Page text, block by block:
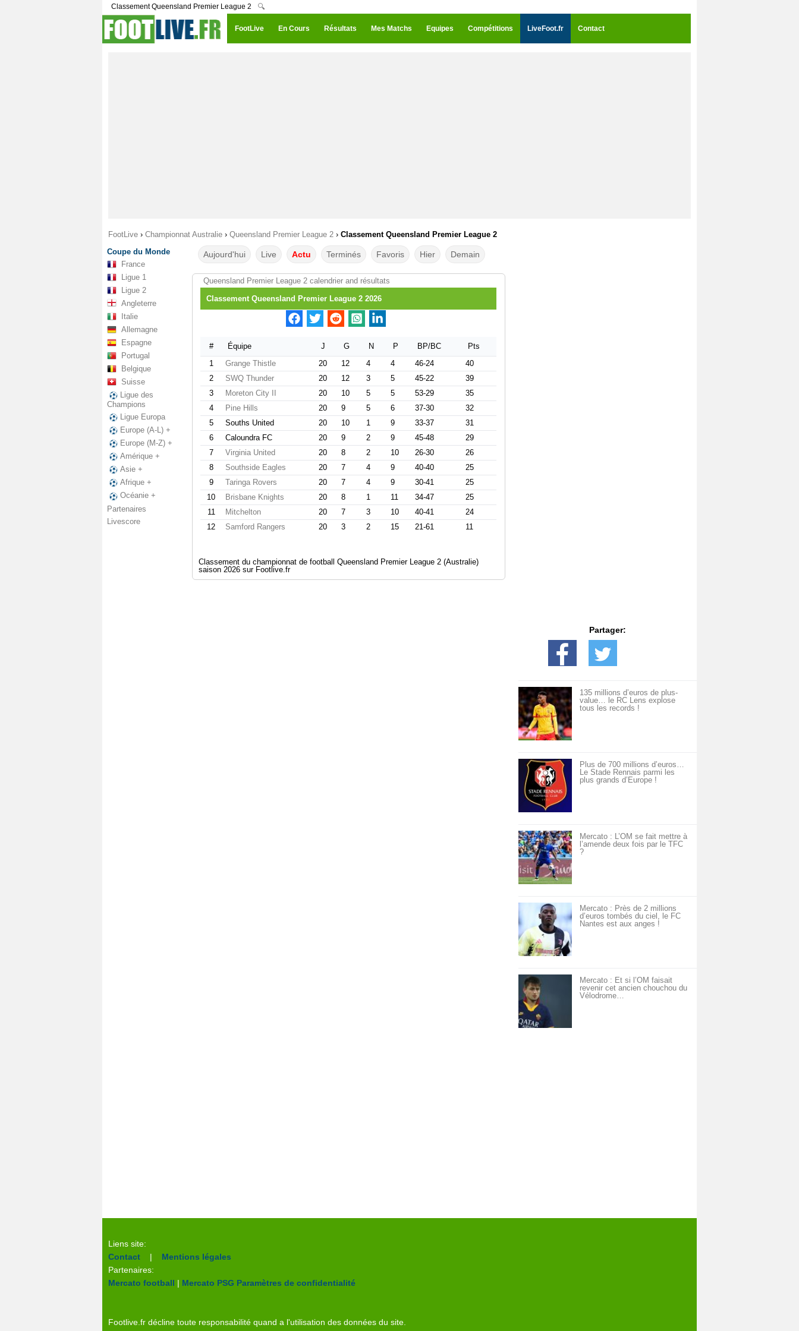
Classement Queensland Premier League 2 🔍
FootLive En Cours Résultats Mes Matchs Equipes Compétitions LiveFoot.fr Contact
FootLive › Championnat Australie › Queensland Premier League 2 › Classement Queensland Premier League 2
Coupe du Monde
France
Ligue 1
Ligue 2
Angleterre
Italie
Allemagne
Espagne
Portugal
Belgique
Suisse
Ligue des
Champions
Ligue Europa
Europe (A-L) +
Europe (M-Z) +
Amérique +
Asie +
Afrique +
Océanie +
Partenaires
Livescore
Aujourd'hui Live Actu Terminés Favoris Hier Demain
Queensland Premier League 2 calendrier and résultats
Classement Queensland Premier League 2 2026
# Équipe J G N P BP/BC
Pts
1
Grange Thistle 20 12 4 4 46-24
40
2
SWQ Thunder 20 12 3 5 45-22
39
3
Moreton City II 20 10 5 5 53-29
35
4
Pine Hills 20 9 5 6 37-30
32
5
Souths United 20 10 1 9 33-37
31
6
Caloundra FC 20 9 2 9 45-48
29
7
Virginia United 20 8 2 10 26-30
26
8
Southside Eagles 20 7 4 9 40-40
25
9
Taringa Rovers 20 7 4 9 30-41
25
10
Brisbane Knights 20 8 1 11 34-47
25
11
Mitchelton 20 7 3 10 40-41
24
12
Samford Rangers 20 3 2 15 21-61 11
Classement du championnat de football Queensland Premier League 2 (Australie)
saison 2026 sur Footlive.fr
Partager:
135 millions d’euros de plus-
value… le RC Lens explose
tous les records !
Plus de 700 millions d’euros…
Le Stade Rennais parmi les
plus grands d’Europe !
Mercato : L’OM se fait mettre à
l’amende deux fois par le TFC
?
Mercato : Près de 2 millions
d’euros tombés du ciel, le FC
Nantes est aux anges !
Mercato : Et si l’OM faisait
revenir cet ancien chouchou du
Vélodrome…
Liens site:
Contact | Mentions légales
Partenaires:
Mercato football | Mercato PSG Paramètres de confidentialité
Footlive.fr décline toute responsabilité quand a l'utilisation des données du site.